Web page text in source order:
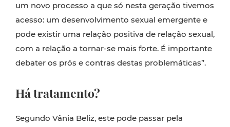
um novo processo a que só nesta geração tivemos
acesso: um desenvolvimento sexual emergente e
pode existir uma relação positiva de relação sexual,
com a relação a tornar-se mais forte. É importante
debater os prós e contras destas problemáticas”.
Há tratamento?
Segundo Vânia Beliz, este pode passar pela